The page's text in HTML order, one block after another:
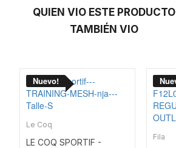
QUIEN VIO ESTE PRODUCTO
TAMBIÉN VIO
Le Coq
LE COQ SPORTIF -
Fila